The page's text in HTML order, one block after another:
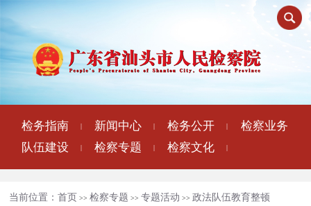
检务指南 新闻中心 检务公开
检察业务
队伍建设
检察专题 检察文化
当前位置：首页 >>检察专题 >>专题活动 >> 政法队伍教育整顿